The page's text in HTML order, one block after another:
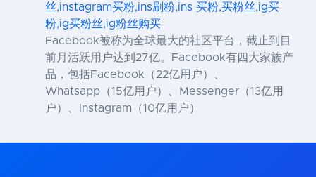
丝,instagram买粉,ins刷粉,ins 买粉,买粉丝,ig买
粉,ig买粉丝,ig粉丝购买
Facebook被称为全球最大的社区平台，截止到目
前月活跃用户达到27亿。Facebook有四大家族产
品，包括Facebook（22亿用户）、
Whatsapp（15亿用户）、Messenger（13亿用
户）、Instagram（10亿用户）